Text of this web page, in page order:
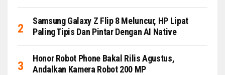
Samsung Galaxy Z Flip 8 Meluncur, HP Lipat
Paling Tipis Dan Pintar Dengan AI Native
Honor Robot Phone Bakal Rilis Agustus,
Andalkan Kamera Robot 200 MP